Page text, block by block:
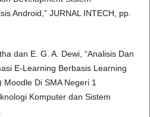
Android,” JURNAL INTECH, pp.
dan E. G. A. Dewi, “Analisis Dan
E-Learning Berbasis Learning
Di SMA Negeri 1
Komputer dan Sistem